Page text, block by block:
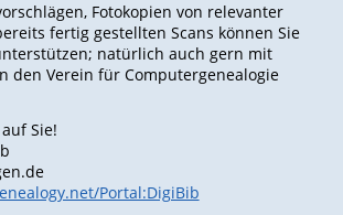
Fotokopien von relevanter
fertig gestellten Scans können Sie
natürlich auch gern mit
den Verein für Computergenealogie
Sie!
Portal:DigiBib